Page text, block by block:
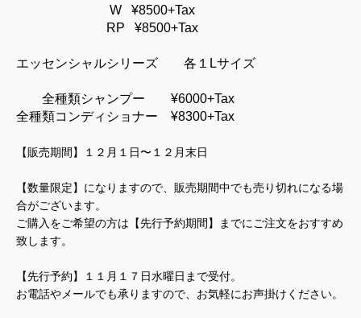
W ¥8500+Tax
RP ¥8500+Tax
エッセンシャルシリーズ 各１Lサイズ
全種類シャンプー ¥6000+Tax
全種類コンディショナー ¥8300+Tax
【販売期間】１２月１日〜１２月末日
【数量限定】になりますので、販売期間中でも売り切れになる場
合がございます。
ご購入をご希望の方は【先行予約期間】までにご注文をおすすめ
致します。
【先行予約】１１月１７日水曜日まで受付。
お電話やメールでも承りますので、お気軽にお声掛けください。